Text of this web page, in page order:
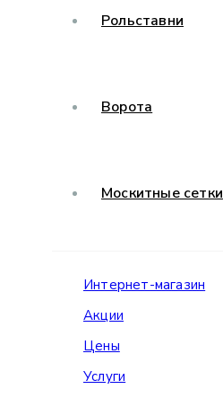
Рольставни
Ворота
Москитные сетки
Интернет-магазин
Акции
Цены
Услуги